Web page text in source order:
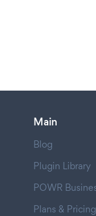
Main
Blog
Plugin Library
POWR
Plans & Pricing